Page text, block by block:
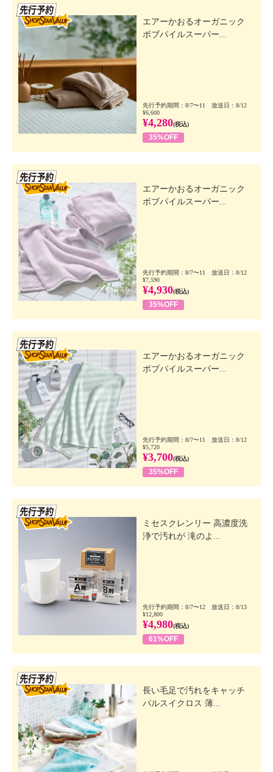
エアーかおるオーガニック
ボブパイルスーパー...
先行予約期間：8/7〜11 放送日：8/12
¥6,600
¥4,280(税込)
35%OFF
エアーかおるオーガニック
ボブパイルスーパー...
先行予約期間：8/7〜11 放送日：8/12
¥7,590
¥4,930(税込)
35%OFF
エアーかおるオーガニック
ボブパイルスーパー...
先行予約期間：8/7〜11 放送日：8/12
¥5,720
¥3,700(税込)
35%OFF
ミセスクレンリー 高濃度洗
浄で汚れが 滝のよ...
先行予約期間：8/7〜12 放送日：8/13
¥12,800
¥4,980(税込)
61%OFF
長い毛足で汚れをキャッチ
パルスイクロス 薄...